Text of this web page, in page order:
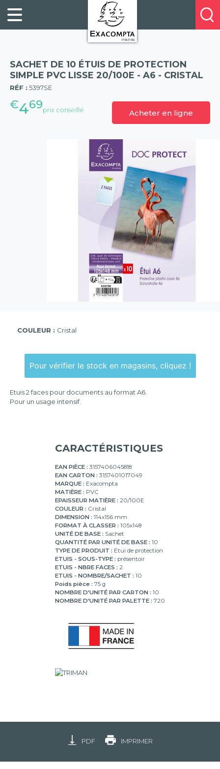
FILING
ORGANISATION
PRESENTATION
BUSINESS
BOOKS
À
PROPOS
NOS
E-
CATALOGUES
POINTS
Profitez
de
réduction
sur
nouvelle
SACHET DE 10 ÉTUIS DE PROTECTION
SIMPLE PVC LISSE 20/100E - A6 - CRISTAL
RÉF : 5397SE
€469prix conseillé Acheter en ligne
(57)
COULEUR : Cristal
Pour vérifier le stock en magasins, cliquez !
Etuis 2 faces pour documents au format A6.
Pour un usage intensif.
CARACTÉRISTIQUES
EAN PIÈCE : 3157406045818
EAN CARTON : 3157401017049
MARQUE : Exacompta
MATIÈRE : PVC
EPAISSEUR MATIÈRE : 20/100E
COULEUR : Cristal
DIMENSION : 114x156 mm
FORMAT À CLASSER : 105x148
UNITÉ DE BASE : Sachet
QUANTITÉ PAR UNITÉ DE BASE : 10
TYPE DE PRODUIT : Etui de protection
ETUIS - SOUS-TYPE : présentoir
ETUIS - NBRE FACES : 2
ETUIS - NOMBRE/SACHET : 10
Poids pièce : 75 g
NOMBRE D'UNITÉ PAR CARTON : 10
NOMBRE D'UNITÉ PAR PALETTE : 720
PDF IMPRIMER
Panneau de gestion des cookies